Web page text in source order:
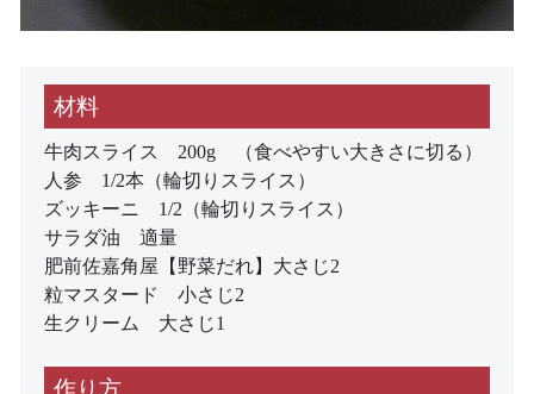
材料
牛肉スライス 200g （食べやすい大きさに切る）
人参 1/2本（輪切りスライス）
ズッキーニ 1/2（輪切りスライス）
サラダ油 適量
肥前佐嘉角屋【野菜だれ】大さじ2
粒マスタード 小さじ2
生クリーム 大さじ1
作り方